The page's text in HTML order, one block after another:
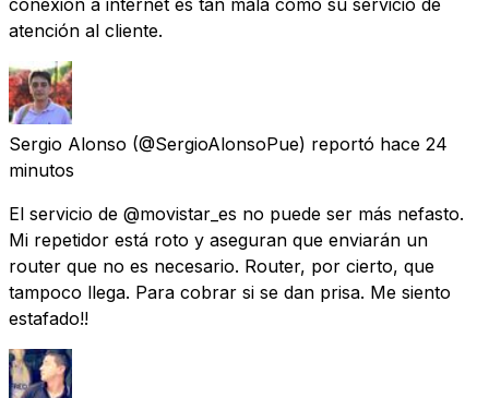
atención al cliente.
Sergio Alonso (@SergioAlonsoPue) reportó hace 24
minutos
El servicio de @movistar_es no puede ser más nefasto.
Mi repetidor está roto y aseguran que enviarán un
router que no es necesario. Router, por cierto, que
tampoco llega. Para cobrar si se dan prisa. Me siento
estafado!!